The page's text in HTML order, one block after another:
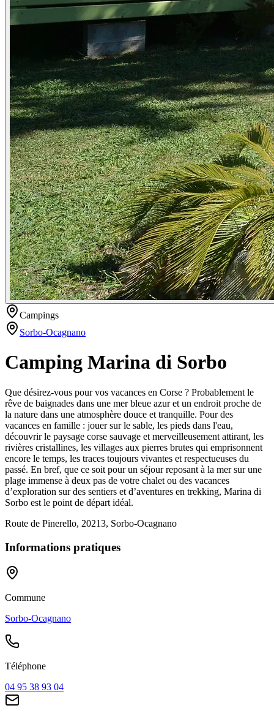
Campings
Sorbo-Ocagnano
Camping Marina di Sorbo
Que désirez-vous pour vos vacances en Corse ? Probablement le
rêve de baignades dans une mer bleue azur et un endroit proche de
la nature dans une atmosphère douce et tranquille. Pour des
vacances en famille : jouer sur le sable, les pieds dans l'eau,
découvrir le paysage corse sauvage et merveilleusement attirant, les
rivières cristallines, les villages aux pierres brutes qui emprisonnent
encore le temps, les traces toujours vivantes et respectueuses du
passé. En bref, que ce soit pour un séjour reposant à la mer sur une
plage immense à deux pas de votre chalet ou des vacances
d’exploration sur des sentiers et d’aventures en trekking, Marina di
Sorbo est le point de départ idéal.
Route de Pinerello, 20213, Sorbo-Ocagnano
Informations pratiques
Commune
Sorbo-Ocagnano
Téléphone
04 95 38 93 04